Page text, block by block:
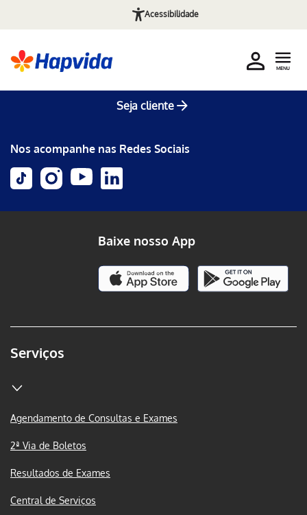
Acessibilidade
Seja cliente
MENU
Nos acompanhe nas Redes Sociais
Serviços
Agendamento de Consultas e Exames
2ª Via de Boletos
Resultados de Exames
Central de Serviços
Baixe nosso App